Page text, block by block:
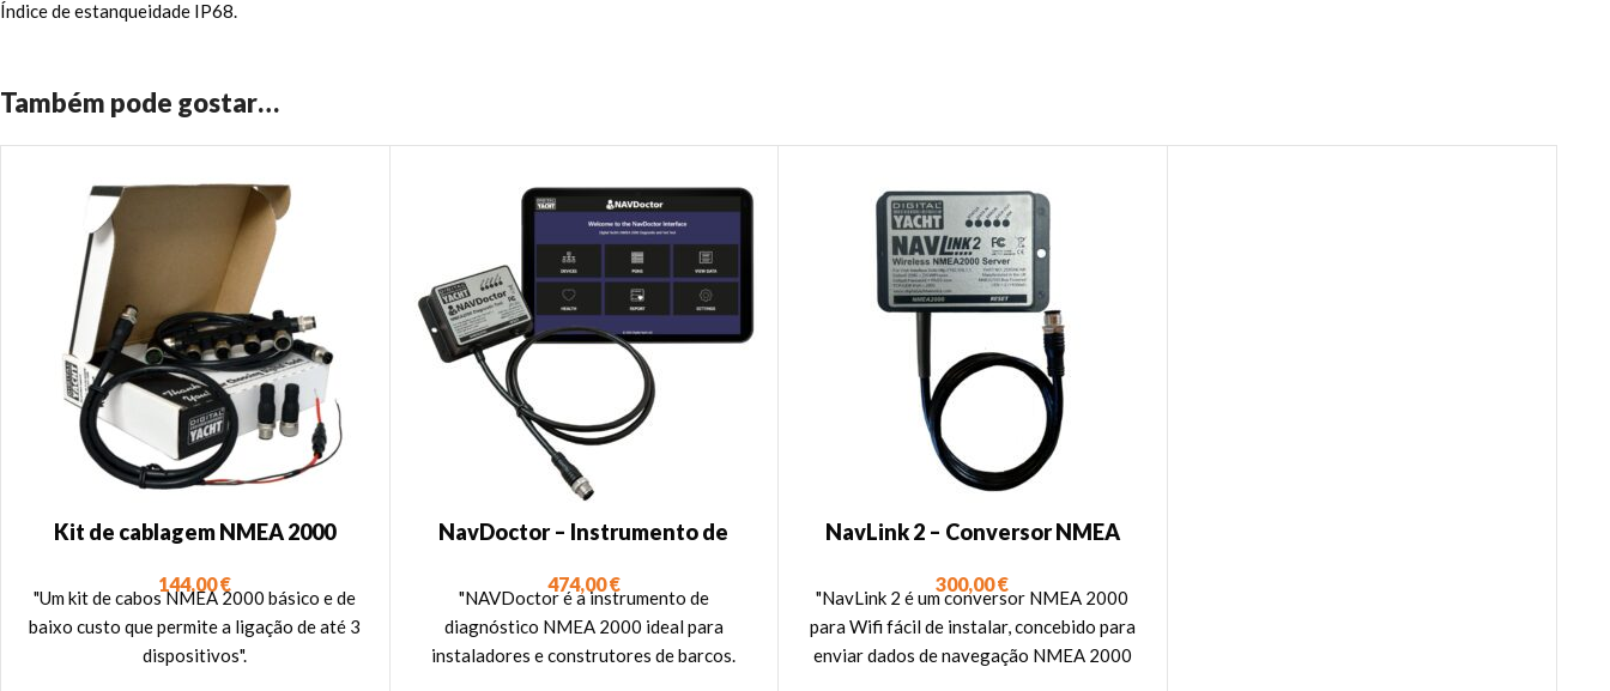
Índice de estanqueidade IP68.
Também pode gostar…
Kit de cablagem NMEA 2000
144,00€
"Um kit de cabos NMEA 2000 básico e de
baixo custo que permite a ligação de até 3
dispositivos".
NavDoctor – Instrumento de
474,00€
"NAVDoctor é a instrumento de
diagnóstico NMEA 2000 ideal para
instaladores e construtores de barcos.
NavLink 2 – Conversor NMEA
300,00€
"NavLink 2 é um conversor NMEA 2000
para Wifi fácil de instalar, concebido para
enviar dados de navegação NMEA 2000